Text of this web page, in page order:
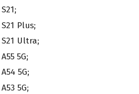
Plus;
Ultra;
5G;
5G;
5G;